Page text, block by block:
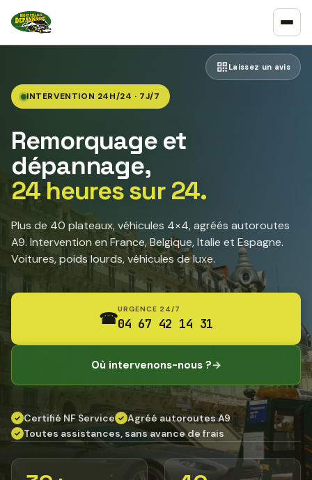
Laissez un avis
INTERVENTION 24H/24 · 7J/7
Remorquage et
dépannage,
24 heures sur 24.
Plus de 40 plateaux, véhicules 4×4, agréés autoroutes
A9. Intervention en France, Belgique, Italie et Espagne.
Voitures, poids lourds, véhicules de luxe.
☎URGENCE 24/7
04 67 42 14 31
Où intervenons-nous ?→
✓ Certifié NF Service ✓ Agréé autoroutes A9
✓ Toutes assistances, sans avance de frais